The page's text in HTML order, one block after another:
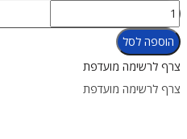
כמות
של
כרטיס
מתנה
הוספה לסל
צרף לרשימה מועדפת
צרף לרשימה מועדפת